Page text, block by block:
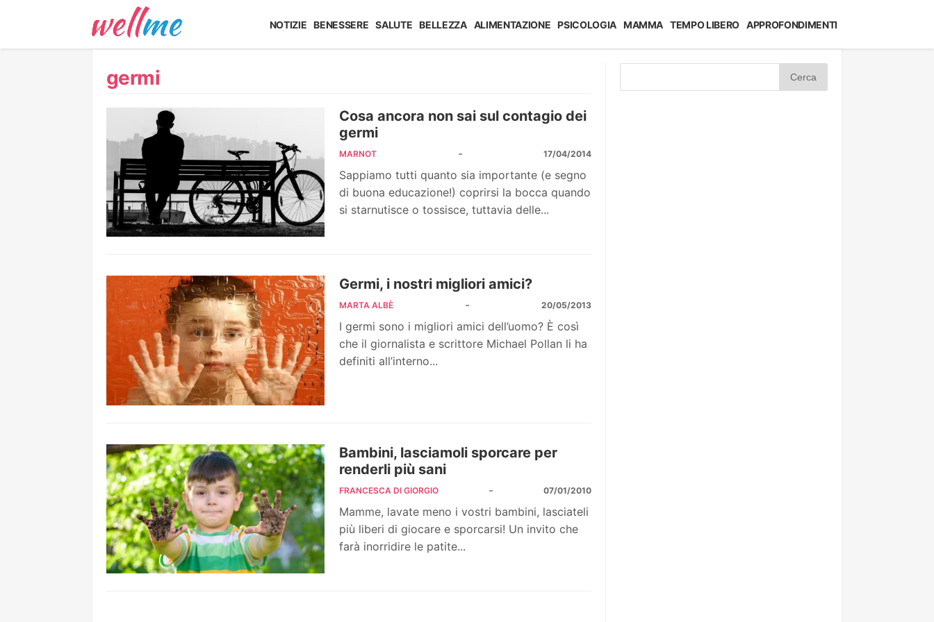
NOTIZIE BENESSERE SALUTE BELLEZZA ALIMENTAZIONE PSICOLOGIA MAMMA TEMPO LIBERO APPROFONDIMENTI
germi
Cosa ancora non sai sul contagio dei
germi
MARNOT - 17/04/2014
Sappiamo tutti quanto sia importante (e segno
di buona educazione!) coprirsi la bocca quando
si starnutisce o tossisce, tuttavia delle...
Germi, i nostri migliori amici?
MARTA ALBÈ - 20/05/2013
I germi sono i migliori amici dell’uomo? È così
che il giornalista e scrittore Michael Pollan li ha
definiti all’interno...
Bambini, lasciamoli sporcare per
renderli più sani
FRANCESCA DI GIORGIO - 07/01/2010
Mamme, lavate meno i vostri bambini, lasciateli
più liberi di giocare e sporcarsi! Un invito che
farà inorridire le patite...